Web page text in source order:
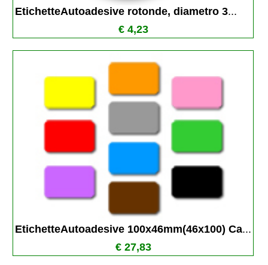
EtichetteAutoadesive rotonde, diametro 3...
€ 4,23
EtichetteAutoadesive 100x46mm(46x100) Ca...
€ 27,83